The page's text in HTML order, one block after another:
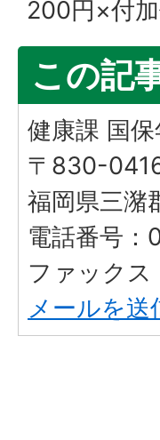
200円×付
この記
健康課 国
〒830-
福岡県三潴
電話番号：
ファックス
メールを送